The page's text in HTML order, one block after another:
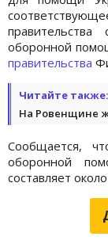
оборонной
правительства
Читайте также:
На Ровенщине
Сообщается,
оборонной
составляет